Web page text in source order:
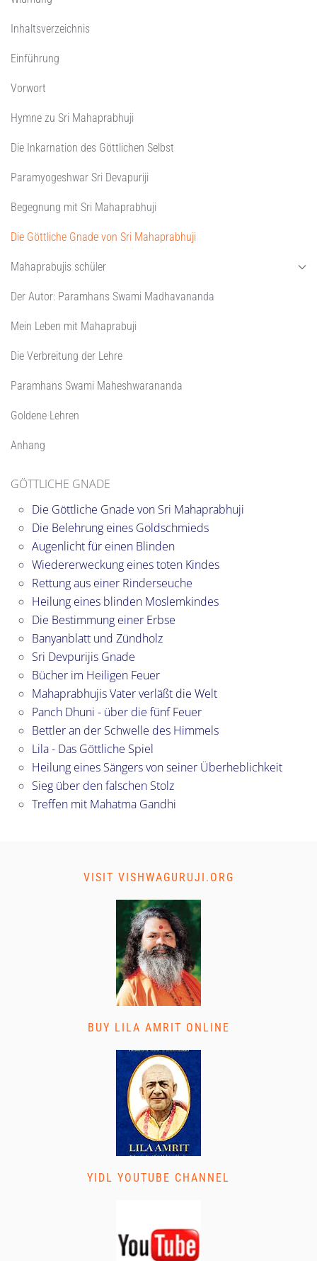
Inhaltsverzeichnis
Einführung
Vorwort
Hymne zu Sri Mahaprabhuji
Die Inkarnation des Göttlichen Selbst
Paramyogeshwar Sri Devapuriji
Begegnung mit Sri Mahaprabhuji
Die Göttliche Gnade von Sri Mahaprabhuji
Mahaprabujis schüler
Der Autor: Paramhans Swami Madhavananda
Mein Leben mit Mahaprabuji
Die Verbreitung der Lehre
Paramhans Swami Maheshwarananda
Goldene Lehren
Anhang
GÖTTLICHE GNADE
Die Göttliche Gnade von Sri Mahaprabhuji
Die Belehrung eines Goldschmieds
Augenlicht für einen Blinden
Wiedererweckung eines toten Kindes
Rettung aus einer Rinderseuche
Heilung eines blinden Moslemkindes
Die Bestimmung einer Erbse
Banyanblatt und Zündholz
Sri Devpurijis Gnade
Bücher im Heiligen Feuer
Mahaprabhujis Vater verläßt die Welt
Panch Dhuni - über die fünf Feuer
Bettler an der Schwelle des Himmels
Lila - Das Göttliche Spiel
Heilung eines Sängers von seiner Überheblichkeit
Sieg über den falschen Stolz
Treffen mit Mahatma Gandhi
VISIT VISHWAGURUJI.ORG
BUY LILA AMRIT ONLINE
YIDL YOUTUBE CHANNEL